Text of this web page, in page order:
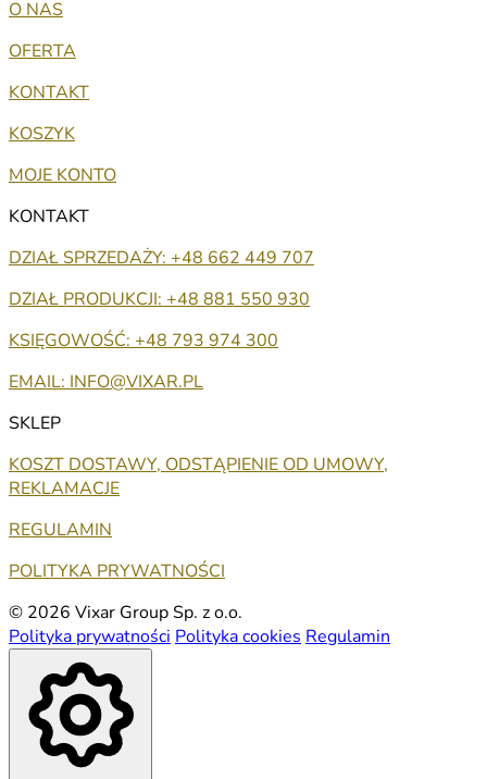
O NAS
OFERTA
KONTAKT
KOSZYK
MOJE KONTO
KONTAKT
DZIAŁ SPRZEDAŻY: +48 662 449 707
DZIAŁ PRODUKCJI: +48 881 550 930
KSIĘGOWOŚĆ: +48 793 974 300
EMAIL: INFO@VIXAR.PL
SKLEP
KOSZT DOSTAWY, ODSTĄPIENIE OD UMOWY,
REKLAMACJE
REGULAMIN
POLITYKA PRYWATNOŚCI
© 2026 Vixar Group Sp. z o.o.
Polityka prywatności Polityka cookies Regulamin